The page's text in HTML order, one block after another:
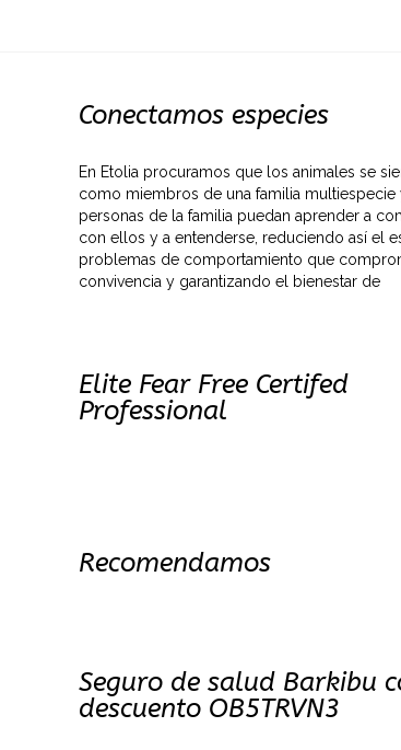
Conectamos especies
En Etolia procuramos que los animales se
como miembros de una familia multiespecie
personas de la familia puedan aprender a
con ellos y a entenderse, reduciendo así el
problemas de comportamiento que
convivencia y garantizando el bienestar de
Elite Fear Free Certifed
Professional
Recomendamos
Seguro de salud Barkibu
descuento OB5TRVN3